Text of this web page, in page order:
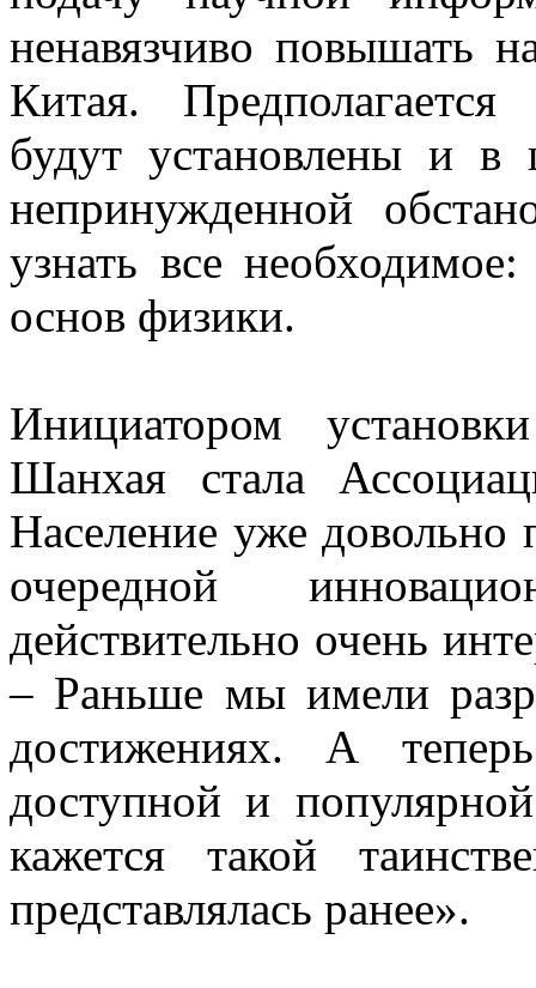
ненавязчиво повышать
Китая.
будут установлены и
непринужденной
узнать все
основ физики.
Инициатором
Шанхая стала
Население уже
очередной
действительно очень
– Раньше мы имели
достижениях. А
доступной и
кажется такой
представлялась ранее».